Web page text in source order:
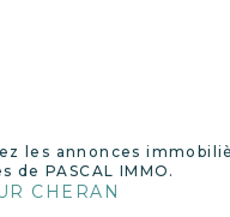
les annonces
de PASCAL IMMO.
CHERAN